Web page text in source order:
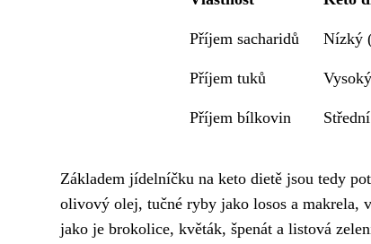
Příjem sacharidů Nízký
Příjem tuků
Příjem bílkovin
Základem jídelníčku na keto dietě jsou tedy
olivový olej, tučné ryby jako losos a makrela,
jako je brokolice, květák, špenát a listová